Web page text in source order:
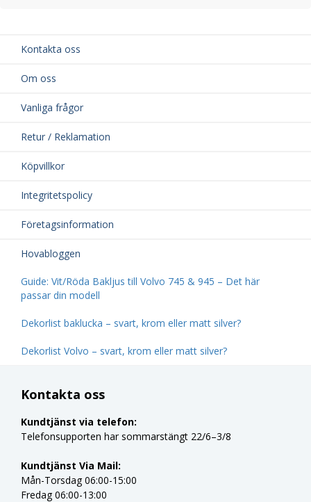
Kontakta oss
Om oss
Vanliga frågor
Retur / Reklamation
Köpvillkor
Integritetspolicy
Företagsinformation
Hovabloggen
Guide: Vit/Röda Bakljus till Volvo 745 & 945 – Det här
passar din modell
Dekorlist baklucka – svart, krom eller matt silver?
Dekorlist Volvo – svart, krom eller matt silver?
Kontakta oss
Kundtjänst via telefon:
Telefonsupporten har sommarstängt 22/6–3/8
Kundtjänst Via Mail:
Mån-Torsdag 06:00-15:00
Fredag 06:00-13:00